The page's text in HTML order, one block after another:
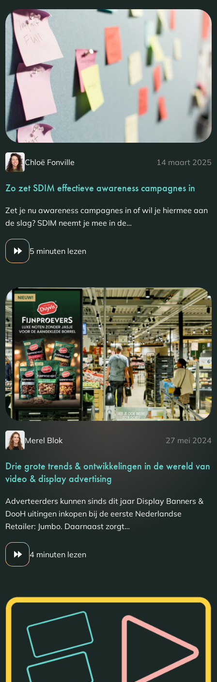
Chloë Fonville 14 maart 2025
Zo zet SDIM effectieve awareness campagnes in
Zet je nu awareness campagnes in of wil je hiermee aan
de slag? SDIM neemt je mee in de…
5 minuten lezen
Merel Blok 27 mei 2024
Drie grote trends & ontwikkelingen in de wereld van
video & display advertising
Adverteerders kunnen sinds dit jaar Display Banners &
DooH uitingen inkopen bij de eerste Nederlandse
Retailer: Jumbo. Daarnaast zorgt…
4 minuten lezen